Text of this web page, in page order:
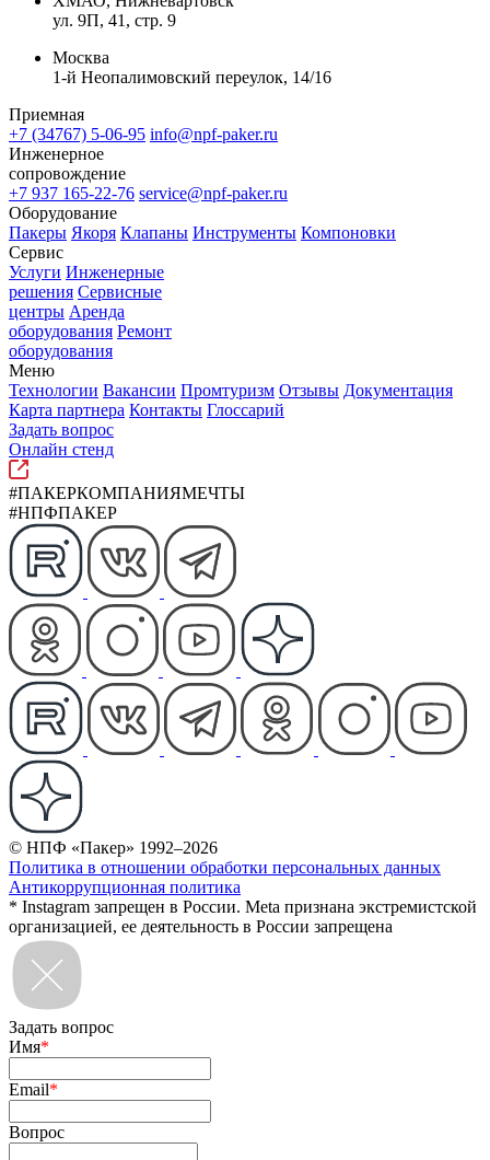
ул. 9П, 41, стр. 9
Москва
1-й Неопалимовский переулок, 14/16
Приемная
+7 (34767) 5-06-95 info@npf-paker.ru
Инженерное
сопровождение
+7 937 165-22-76 service@npf-paker.ru
Оборудование
Пакеры Якоря Клапаны Инструменты Компоновки
Сервис
Услуги Инженерные
решения Сервисные
центры Аренда
оборудования Ремонт
оборудования
Меню
Технологии Вакансии Промтуризм Отзывы Документация
Карта партнера Контакты Глоссарий
Задать вопрос
Онлайн стенд
#ПАКЕРКОМПАНИЯМЕЧТЫ
#НПФПАКЕР
© НПФ «Пакер» 1992–2026
Политика в отношении обработки персональных данных
Антикоррупционная политика
* Instagram запрещен в России. Meta признана экстремистской
организацией, ее деятельность в России запрещена
Задать вопрос
Имя*
Email*
Вопрос